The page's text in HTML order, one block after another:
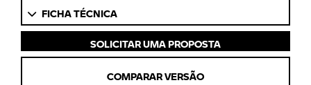
FICHA TÉCNICA
SOLICITAR UMA PROPOSTA
COMPARAR VERSÃO